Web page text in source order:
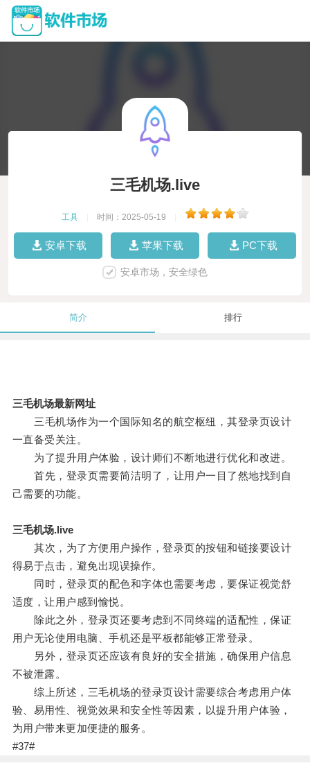
三毛机场.live
工具 时间：2025-05-19
安卓下载 苹果下载 PC下载
安卓市场，安全绿色
简介 排行
三毛机场最新网址
三毛机场作为一个国际知名的航空枢纽，其登录页设计
一直备受关注。
为了提升用户体验，设计师们不断地进行优化和改进。
首先，登录页需要简洁明了，让用户一目了然地找到自
己需要的功能。
三毛机场.live
其次，为了方便用户操作，登录页的按钮和链接要设计
得易于点击，避免出现误操作。
同时，登录页的配色和字体也需要考虑，要保证视觉舒
适度，让用户感到愉悦。
除此之外，登录页还要考虑到不同终端的适配性，保证
用户无论使用电脑、手机还是平板都能够正常登录。
另外，登录页还应该有良好的安全措施，确保用户信息
不被泄露。
综上所述，三毛机场的登录页设计需要综合考虑用户体
验、易用性、视觉效果和安全性等因素，以提升用户体验，
为用户带来更加便捷的服务。
#37#